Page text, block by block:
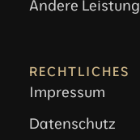
Andere
RECHTLICHES
Impressum
Datenschutz